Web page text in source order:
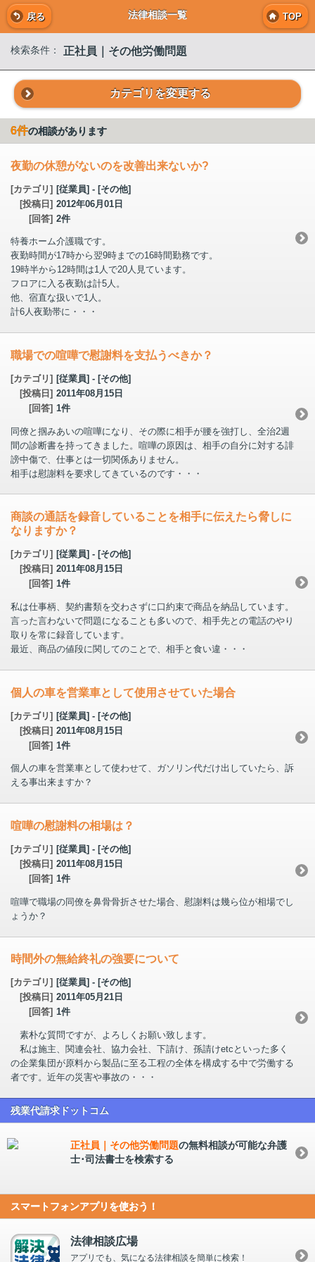
戻る 法律相談一覧 TOP
検索条件： 正社員｜その他労働問題
カテゴリを変更する
6件の相談があります
夜勤の休憩がないのを改善出来ないか?
[カテゴリ] [従業員] - [その他]
[投稿日] 2012年06月01日
[回答] 2件
特養ホーム介護職です。
夜勤時間が17時から翌9時までの16時間勤務です。
19時半から12時間は1人で20人見ています。
フロアに入る夜勤は計5人。
他、宿直な扱いで1人。
計6人夜勤帯に・・・
職場での喧嘩で慰謝料を支払うべきか？
[カテゴリ] [従業員] - [その他]
[投稿日] 2011年08月15日
[回答] 1件
同僚と掴みあいの喧嘩になり、その際に相手が腰を強打し、全治2週
間の診断書を持ってきました。喧嘩の原因は、相手の自分に対する誹
謗中傷で、仕事とは一切関係ありません。
相手は慰謝料を要求してきているのです・・・
商談の通話を録音していることを相手に伝えたら脅しに
なりますか？
[カテゴリ] [従業員] - [その他]
[投稿日] 2011年08月15日
[回答] 1件
私は仕事柄、契約書類を交わさずに口約束で商品を納品しています。
言った言わないで問題になることも多いので、相手先との電話のやり
取りを常に録音しています。
最近、商品の値段に関してのことで、相手と食い違・・・
個人の車を営業車として使用させていた場合
[カテゴリ] [従業員] - [その他]
[投稿日] 2011年08月15日
[回答] 1件
個人の車を営業車として使わせて、ガソリン代だけ出していたら、訴
える事出来ますか？
喧嘩の慰謝料の相場は？
[カテゴリ] [従業員] - [その他]
[投稿日] 2011年08月15日
[回答] 1件
喧嘩で職場の同僚を鼻骨骨折させた場合、慰謝料は幾ら位が相場でし
ょうか？
時間外の無給終礼の強要について
[カテゴリ] [従業員] - [その他]
[投稿日] 2011年05月21日
[回答] 1件
素朴な質問ですが、よろしくお願い致します。
私は施主、関連会社、協力会社、下請け、孫請けetcといった多く
の企業集団が原料から製品に至る工程の全体を構成する中で労働する
者です。近年の災害や事故の・・・
残業代請求ドットコム
正社員｜その他労働問題の無料相談が可能な弁護
士･司法書士を検索する
スマートフォンアプリを使おう！
法律相談広場
アプリでも、気になる法律相談を簡単に検索！